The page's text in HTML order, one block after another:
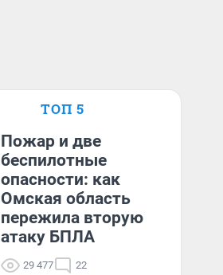
ТОП 5
Пожар и две
беспилотные
опасности: как
Омская область
пережила вторую
атаку БПЛА
29 477 22